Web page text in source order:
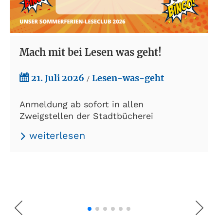
Mach mit bei Lesen was geht!
21. Juli 2026 / Lesen-was-geht
Anmeldung ab sofort in allen
Zweigstellen der Stadtbücherei
weiterlesen